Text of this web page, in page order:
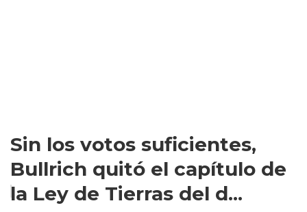
Sin los votos suficientes,
Bullrich quitó el capítulo de
la Ley de Tierras del d...